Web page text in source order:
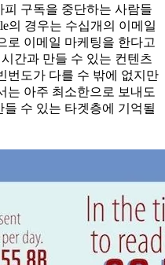
구독을 중단하는 사람들
의 경우는 수십개의 이메일
로 이메일 마케팅을 한다고
간과 만들 수 있는 컨텐츠
번도가 다를 수 밖에 없지만
는 아주 최소한으로 보내도
수 있는 타겟층에 기억될